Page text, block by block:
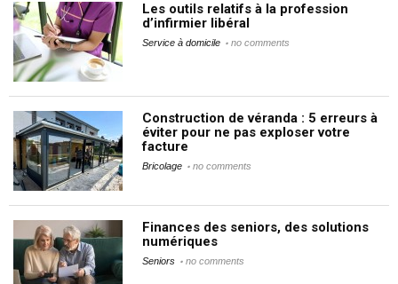
Les outils relatifs à la profession
d’infirmier libéral
Service à domicile no comments
Construction de véranda : 5 erreurs à
éviter pour ne pas exploser votre
facture
Bricolage no comments
Finances des seniors, des solutions
numériques
Seniors no comments